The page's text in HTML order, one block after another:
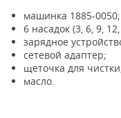
машинка 1885-0050;
6 насадок (3, 6, 9,
зарядное
сетевой адаптер;
щеточка для
масло.